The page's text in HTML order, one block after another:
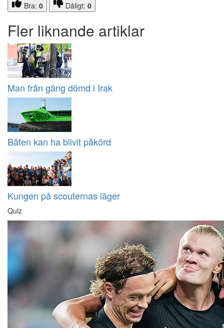
Bra: 0 Dåligt: 0
Fler liknande artiklar
Man från gäng dömd i Irak
Båten kan ha blivit påkörd
Kungen på scouternas läger
Quiz